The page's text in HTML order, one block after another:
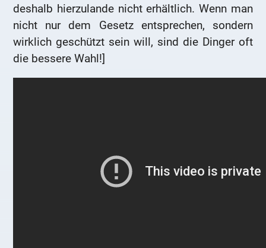
deshalb hierzulande nicht erhältlich. Wenn man
nicht nur dem Gesetz entsprechen, sondern
wirklich geschützt sein will, sind die Dinger oft
die bessere Wahl!]